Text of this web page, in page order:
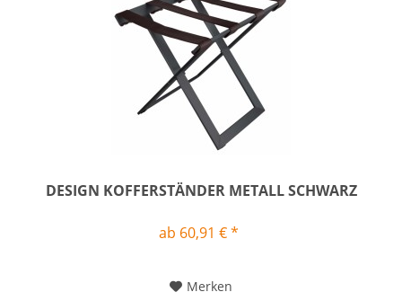
DESIGN KOFFERSTÄNDER METALL SCHWARZ
ab 60,91 € *
Merken